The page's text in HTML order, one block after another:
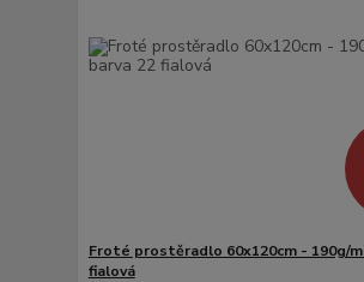
Froté prostěradlo 60x120cm - 190g/
fialová